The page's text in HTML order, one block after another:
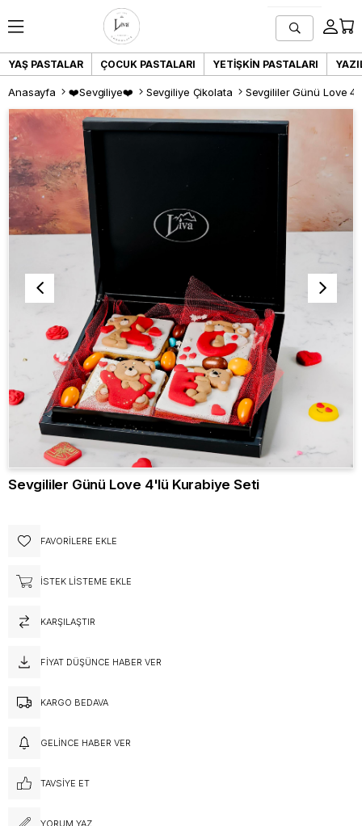
YAŞ PASTALAR ÇOCUK PASTALARI YETIŞKIN PASTALARI
Anasayfa ❤️Sevgiliye❤️ Sevgiliye Çikolata Sevgililer Günü Love
Sevgililer Günü Love 4'lü Kurabiye Seti
FAVORILERE EKLE
İSTEK LISTEME EKLE
KARŞILAŞTIR
FIYAT DÜŞÜNCE HABER VER
KARGO BEDAVA
GELINCE HABER VER
TAVSIYE ET
YORUM YAZ